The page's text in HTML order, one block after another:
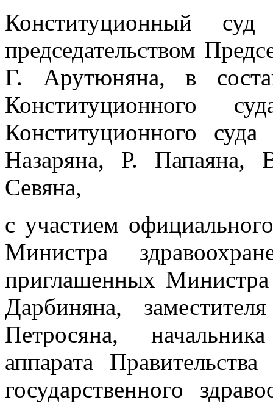
Конституционный
председательством
Г. Арутюняна, в
Конституционного
Конституционного
Назаряна, Р.
Севяна,
с участием
Министра
приглашенных
Дарбиняна,
Петросяна,
аппарата
государственного